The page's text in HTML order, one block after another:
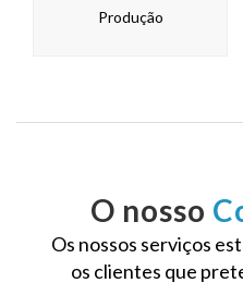
Produção
O nosso
Os nossos serviços
os clientes que